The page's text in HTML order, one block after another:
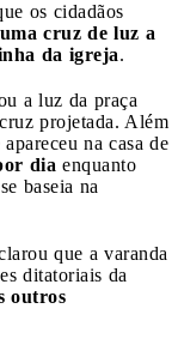
os cidadãos
cruz de luz a
da igreja.
a luz da praça
projetada. Além
na casa de
dia enquanto
baseia na
que a varanda
ditatoriais da
outros